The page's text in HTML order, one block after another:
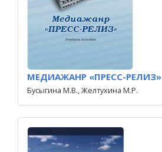
МЕДИАЖАНР «ПРЕСС-РЕЛИЗ»
Бусыгина М.В., Желтухина М.Р.